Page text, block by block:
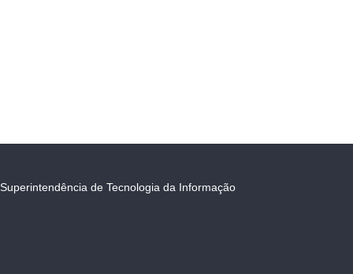
Superintendência de Tecnologia da Informação